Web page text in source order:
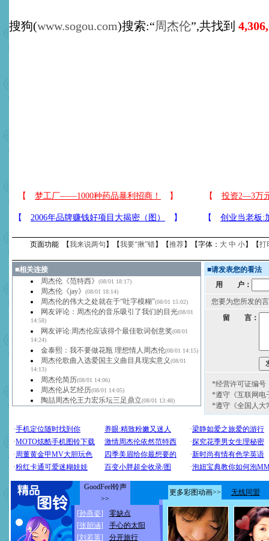
搜狗(www.sogou.com)搜索:“周杰伦”,共找到
页面功能 【我来说两句 】【我要“揪”错】【推荐】【字体： 大 中 小】【打
■相关连接
周杰伦《范特西》
(08/01 18:17)
周杰伦《jay》 (08/01 18:14)
周杰伦的伟大之处就在于“吐字模糊”(08/01 15:02)
网友评论：周杰伦的音乐吸引了我们的目光(08/01
14:58)
网友评论:周杰伦应该得个最佳歌词创意奖(08/01
14:24)
金泰熙：我不要做花瓶 理想情人周杰伦(08/01 14:15)
周杰伦歌曲入选爱国主义曲目具现实意义(08/01
14:13)
周杰伦简历(08/01 14:06)
周杰伦从艺经历(08/01 14:05)
陶喆周杰伦王力宏乐坛三足鼎立(08/01 13:48)
■请发表您的看法
用 户：
您要为您所发的
留 言：
*经营许可证编号
*遵守《互联网电
*遵守《全国人大